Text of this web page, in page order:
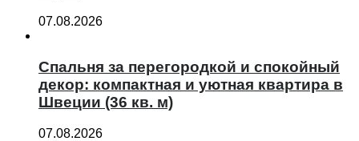
07.08.2026
Спальня за перегородкой и спокойный
декор: компактная и уютная квартира в
Швеции (36 кв. м)
07.08.2026